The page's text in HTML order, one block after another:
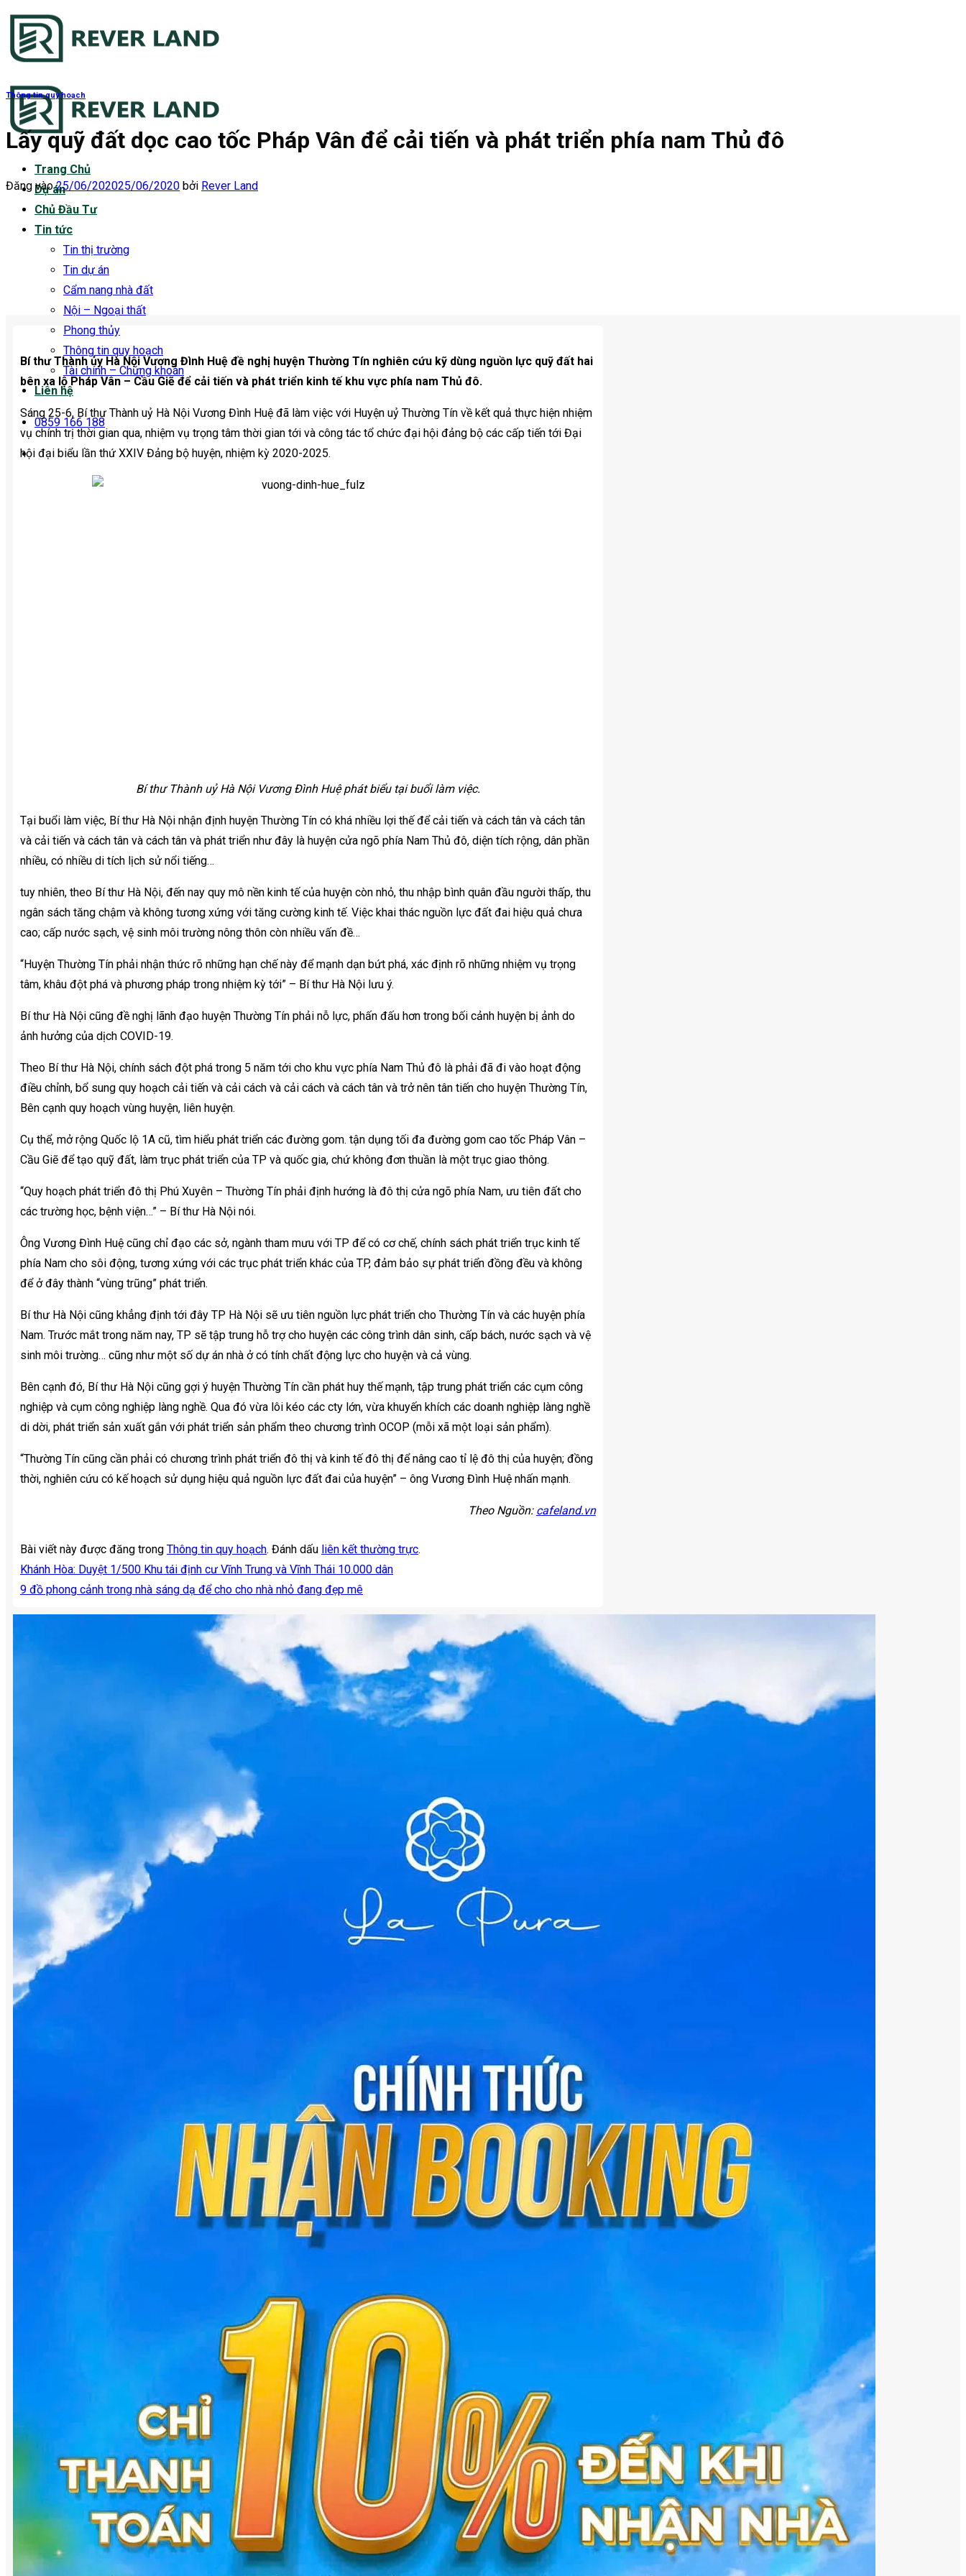
Bỏ
nội
Trang Chủ
Dự án
Chủ Đầu Tư
Tin tức
Tin thị trường
Tin dự án
Cẩm nang nhà đất
Nội – Ngoại thất
Phong thủy
Thông tin quy hoạch
Tài chính – Chứng khoán
Liên hệ
0859 166 188
Thông tin quy hoạch
Lấy quỹ đất dọc cao tốc Pháp Vân để cải tiến và phát triển phía nam Thủ đô
Đăng vào25/06/202025/06/2020 bởi Rever Land
Bí thư Thành ủy Hà Nội Vương Đình Huệ đề nghị huyện Thường Tín nghiên cứu kỹ dùng nguồn lực quỹ đất hai
bên xa lộ Pháp Vân – Cầu Giẽ để cải tiến và phát triển kinh tế khu vực phía nam Thủ đô.
Sáng 25-6, Bí thư Thành uỷ Hà Nội Vương Đình Huệ đã làm việc với Huyện uỷ Thường Tín về kết quả thực hiện nhiệm
vụ chính trị thời gian qua, nhiệm vụ trọng tâm thời gian tới và công tác tổ chức đại hội đảng bộ các cấp tiến tới Đại
hội đại biểu lần thứ XXIV Đảng bộ huyện, nhiệm kỳ 2020-2025.
Bí thư Thành uỷ Hà Nội Vương Đình Huệ phát biểu tại buổi làm việc.
Tại buổi làm việc, Bí thư Hà Nội nhận định huyện Thường Tín có khá nhiều lợi thế để cải tiến và cách tân và cách tân
và cải tiến và cách tân và cách tân và phát triển như đây là huyện cửa ngõ phía Nam Thủ đô, diện tích rộng, dân phần
nhiều, có nhiều di tích lịch sử nổi tiếng…
tuy nhiên, theo Bí thư Hà Nội, đến nay quy mô nền kinh tế của huyện còn nhỏ, thu nhập bình quân đầu người thấp, thu
ngân sách tăng chậm và không tương xứng với tăng cường kinh tế. Việc khai thác nguồn lực đất đai hiệu quả chưa
cao; cấp nước sạch, vệ sinh môi trường nông thôn còn nhiều vấn đề…
“Huyện Thường Tín phải nhận thức rõ những hạn chế này để mạnh dạn bứt phá, xác định rõ những nhiệm vụ trọng
tâm, khâu đột phá và phương pháp trong nhiệm kỳ tới” – Bí thư Hà Nội lưu ý.
Bí thư Hà Nội cũng đề nghị lãnh đạo huyện Thường Tín phải nỗ lực, phấn đấu hơn trong bối cảnh huyện bị ảnh do
ảnh hưởng của dịch COVID-19.
Theo Bí thư Hà Nội, chính sách đột phá trong 5 năm tới cho khu vực phía Nam Thủ đô là phải đã đi vào hoạt động
điều chỉnh, bổ sung quy hoạch cải tiến và cải cách và cải cách và cách tân và trở nên tân tiến cho huyện Thường Tín,
Bên cạnh quy hoạch vùng huyện, liên huyện.
Cụ thể, mở rộng Quốc lộ 1A cũ, tìm hiểu phát triển các đường gom. tận dụng tối đa đường gom cao tốc Pháp Vân –
Cầu Giẽ để tạo quỹ đất, làm trục phát triển của TP và quốc gia, chứ không đơn thuần là một trục giao thông.
“Quy hoạch phát triển đô thị Phú Xuyên – Thường Tín phải định hướng là đô thị cửa ngõ phía Nam, ưu tiên đất cho
các trường học, bệnh viện…” – Bí thư Hà Nội nói.
Ông Vương Đình Huệ cũng chỉ đạo các sở, ngành tham mưu với TP để có cơ chế, chính sách phát triển trục kinh tế
phía Nam cho sôi động, tương xứng với các trục phát triển khác của TP, đảm bảo sự phát triển đồng đều và không
để ở đây thành “vùng trũng” phát triển.
Bí thư Hà Nội cũng khẳng định tới đây TP Hà Nội sẽ ưu tiên nguồn lực phát triển cho Thường Tín và các huyện phía
Nam. Trước mắt trong năm nay, TP sẽ tập trung hỗ trợ cho huyện các công trình dân sinh, cấp bách, nước sạch và vệ
sinh môi trường… cũng như một số dự án nhà ở có tính chất động lực cho huyện và cả vùng.
Bên cạnh đó, Bí thư Hà Nội cũng gợi ý huyện Thường Tín cần phát huy thế mạnh, tập trung phát triển các cụm công
nghiệp và cụm công nghiệp làng nghề. Qua đó vừa lôi kéo các cty lớn, vừa khuyến khích các doanh nghiệp làng nghề
di dời, phát triển sản xuất gắn với phát triển sản phẩm theo chương trình OCOP (mỗi xã một loại sản phẩm).
“Thường Tín cũng cần phải có chương trình phát triển đô thị và kinh tế đô thị để nâng cao tỉ lệ đô thị của huyện; đồng
thời, nghiên cứu có kế hoạch sử dụng hiệu quả nguồn lực đất đai của huyện” – ông Vương Đình Huệ nhấn mạnh.
Theo Nguồn: cafeland.vn
Bài viết này được đăng trong Thông tin quy hoạch. Đánh dấu liên kết thường trực.
Khánh Hòa: Duyệt 1/500 Khu tái định cư Vĩnh Trung và Vĩnh Thái 10.000 dân
9 đồ phong cảnh trong nhà sáng dạ để cho cho nhà nhỏ đang đẹp mê